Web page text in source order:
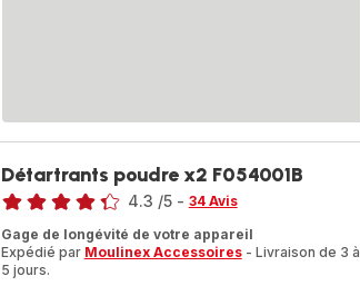
Détartrants poudre x2 F054001B
Note
4.3 /5 - 34 Avis
Gage de longévité de votre appareil
Expédié par Moulinex Accessoires- Livraison de 3 à
5 jours.